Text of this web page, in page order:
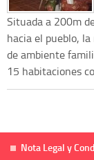
Situada a 200m
hacia el pueblo,
de ambiente
15 habitaciones
Nota Legal y